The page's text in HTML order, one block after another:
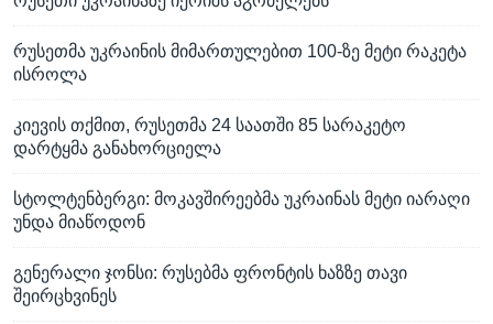
რუსეთმა უკრაინის მიმართულებით 100-ზე მეტი რაკეტა
ისროლა
კიევის თქმით, რუსეთმა 24 საათში 85 სარაკეტო
დარტყმა განახორციელა
სტოლტენბერგი: მოკავშირეებმა უკრაინას მეტი იარაღი
უნდა მიაწოდონ
გენერალი ჯონსი: რუსებმა ფრონტის ხაზზე თავი
შეირცხვინეს